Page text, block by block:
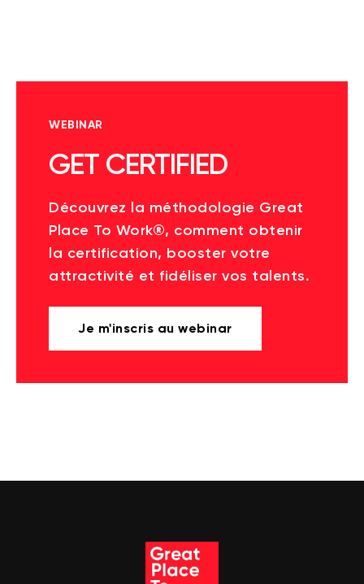
WEBINAR
GET CERTIFIED
Découvrez la méthodologie Great
Place To Work®, comment obtenir
la certification, booster votre
attractivité et fidéliser vos talents.
Je m'inscris au webinar